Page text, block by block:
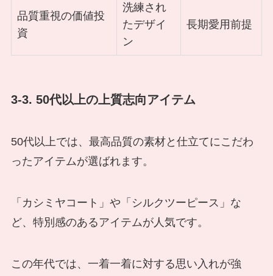
品質重視の価値投
資
洗練され
たデザイ
ン
長期愛用前提
3-3. 50代以上の上質志向アイテム
50代以上では、最高品質の素材と仕立てにこだわ
ったアイテムが選ばれます。
「カシミヤコート」や「シルクツーピース」な
ど、特別感のあるアイテムが人気です。
この年代では、一着一着に対する思い入れが強